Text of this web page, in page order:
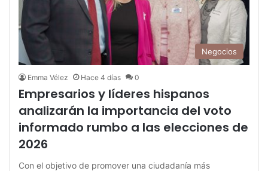
Negocios
Emma Vélez Hace 4 días 0
Empresarios y líderes hispanos
analizarán la importancia del voto
informado rumbo a las elecciones de
2026
Con el objetivo de promover una ciudadanía más